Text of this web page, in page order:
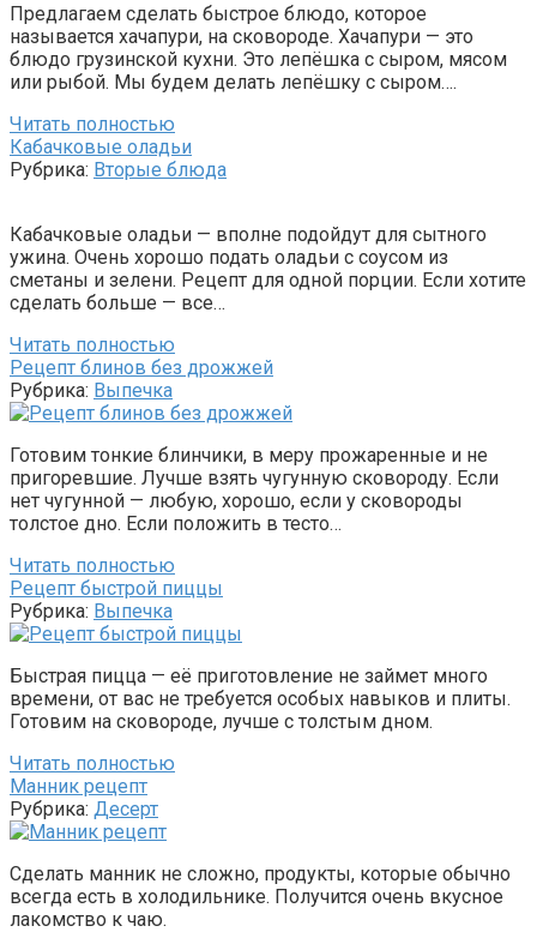
Предлагаем сделать быстрое блюдо, которое
называется хачапури, на сковороде. Хачапури — это
блюдо грузинской кухни. Это лепёшка с сыром, мясом
или рыбой. Мы будем делать лепёшку с сыром….
Читать полностью
Кабачковые оладьи
Рубрика: Вторые блюда
Кабачковые оладьи — вполне подойдут для сытного
ужина. Очень хорошо подать оладьи с соусом из
сметаны и зелени. Рецепт для одной порции. Если хотите
сделать больше — все…
Читать полностью
Рецепт блинов без дрожжей
Рубрика: Выпечка
Готовим тонкие блинчики, в меру прожаренные и не
пригоревшие. Лучше взять чугунную сковороду. Если
нет чугунной — любую, хорошо, если у сковороды
толстое дно. Если положить в тесто…
Читать полностью
Рецепт быстрой пиццы
Рубрика: Выпечка
Быстрая пицца — её приготовление не займет много
времени, от вас не требуется особых навыков и плиты.
Готовим на сковороде, лучше с толстым дном.
Читать полностью
Манник рецепт
Рубрика: Десерт
Сделать манник не сложно, продукты, которые обычно
всегда есть в холодильнике. Получится очень вкусное
лакомство к чаю.